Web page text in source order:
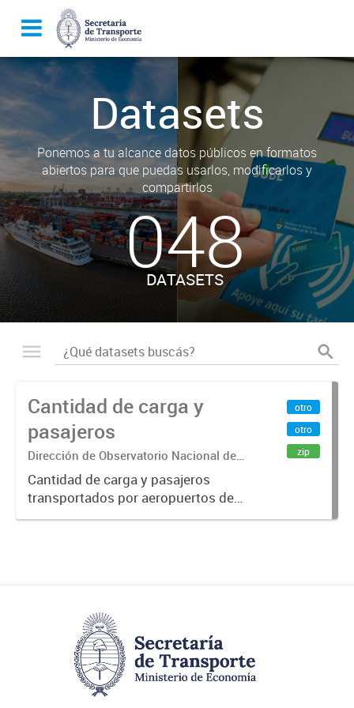
Datasets
Ponemos a tu alcance datos públicos en formatos
abiertos para que puedas usarlos, modificarlos y
compartirlos
048
DATASETS
Cantidad de carga y
pasajeros
Dirección de Observatorio Nacional de
Transporte
Cantidad de carga y pasajeros
transportados por aeropuertos de
la República Argentina. Fuente: Sig
otro
otro
zip